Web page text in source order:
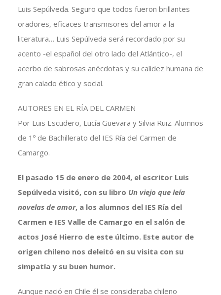
Luis Sepúlveda. Seguro que todos fueron brillantes
oradores, eficaces transmisores del amor a la
literatura… Luis Sepúlveda será recordado por su
acento -el español del otro lado del Atlántico-, el
acerbo de sabrosas anécdotas y su calidez humana de
gran calado ético y social.
AUTORES EN EL RÍA DEL CARMEN
Por Luis Escudero, Lucía Guevara y Silvia Ruiz. Alumnos
de 1º de Bachillerato del IES Ría del Carmen de
Camargo.
El pasado 15 de enero de 2004, el escritor Luis
Sepúlveda visitó, con su libro Un viejo que leía
novelas de amor, a los alumnos del IES Ría del
Carmen e IES Valle de Camargo en el salón de
actos José Hierro de este último. Este autor de
origen chileno nos deleitó en su visita con su
simpatía y su buen humor.
Aunque nació en Chile él se consideraba chileno